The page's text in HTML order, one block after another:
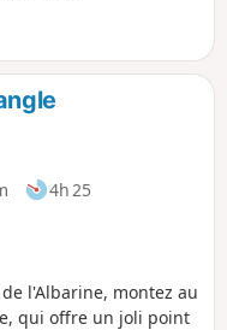
4h 25
l'Albarine, montez au
qui offre un joli point